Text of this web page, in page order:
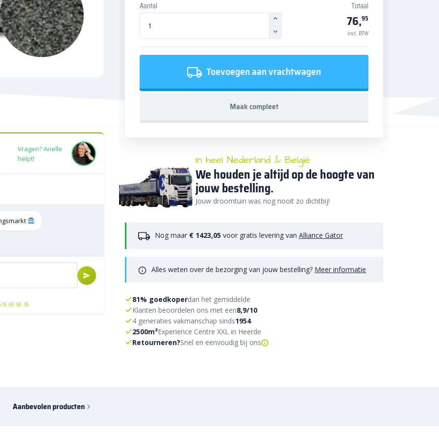
Vragen? Arielle
helpt!
69 50 78
Aantal Totaal
76,95
incl. BTW
Toevoegen aan vrachtwagen
Maak compleet
In heel Nederland & België
We houden je altijd op de hoogte van
jouw bestelling.
Jouw droomtuin was nog nooit zo dichtbij!
Nog maar € 1423,05 voor gratis levering van Alliance Gator
Alles weten over de bezorging van jouw bestelling? Meer informatie
81% goedkoperdan het gemiddelde
Klanten beoordelen ons met een8,9/10
4 generaties vakmanschap sinds1954
2500m²Experience Centre XXL in Heerde
Retourneren?Snel en eenvoudig bij ons
Aanbevolen producten